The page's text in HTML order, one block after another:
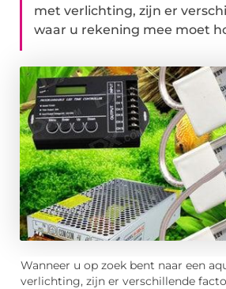
met verlichting, zijn er
waar u rekening mee moet
Wanneer u op zoek bent naar een
verlichting, zijn er verschillende